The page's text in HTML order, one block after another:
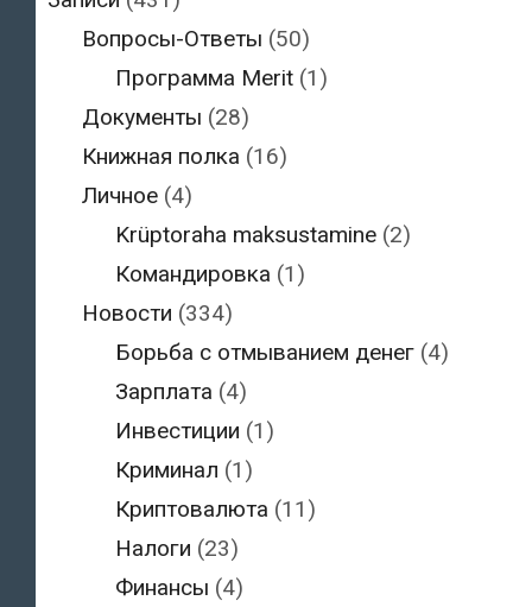
Вопросы-Ответы (50)
Программа Merit (1)
Документы (28)
Книжная полка (16)
Личное(4)
Krüptoraha maksustamine (2)
Командировка (1)
Новости (334)
Борьба с отмыванием денег (4)
Зарплата (4)
Инвестиции (1)
Криминал (1)
Криптовалюта (11)
Налоги (23)
Финансы (4)